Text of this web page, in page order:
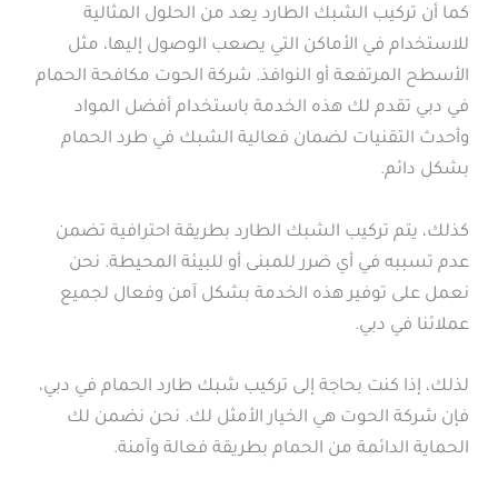
كما أن تركيب الشبك الطارد يعد من الحلول المثالية
للاستخدام في الأماكن التي يصعب الوصول إليها، مثل
الأسطح المرتفعة أو النوافذ. شركة الحوت مكافحة الحمام
في دبي تقدم لك هذه الخدمة باستخدام أفضل المواد
وأحدث التقنيات لضمان فعالية الشبك في طرد الحمام
بشكل دائم.
كذلك، يتم تركيب الشبك الطارد بطريقة احترافية تضمن
عدم تسببه في أي ضرر للمبنى أو للبيئة المحيطة. نحن
نعمل على توفير هذه الخدمة بشكل آمن وفعال لجميع
عملائنا في دبي.
لذلك، إذا كنت بحاجة إلى تركيب شبك طارد الحمام في دبي،
فإن شركة الحوت هي الخيار الأمثل لك. نحن نضمن لك
الحماية الدائمة من الحمام بطريقة فعالة وآمنة.